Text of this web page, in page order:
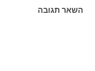
השאר תגובה